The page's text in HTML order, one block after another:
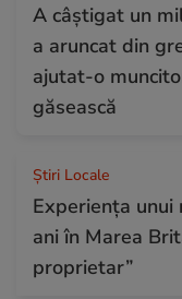
A câștigat un
a aruncat din
ajutat-o
găsească
Știri Locale
Experiența
ani în Marea
proprietar”